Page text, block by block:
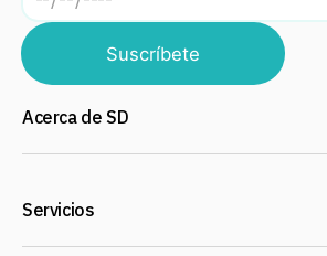
Suscríbete
Acerca de SD
Servicios